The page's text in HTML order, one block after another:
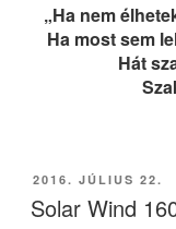
„Ha nem
Ha most sem
Hát
BEKÜLDVE:
2016. JÚLIUS 22.
Solar Wind